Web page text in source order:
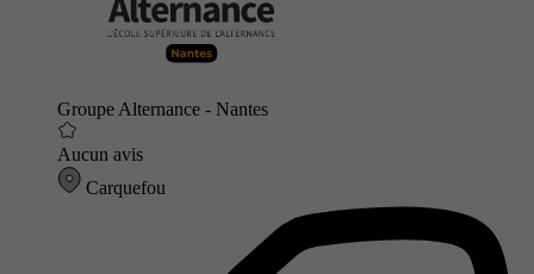
Groupe Alternance - Nantes
Aucun avis
Carquefou